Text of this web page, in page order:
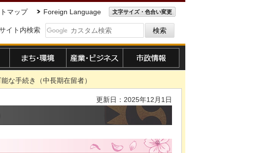
マップ Foreign Language 文字サイズ・色合い変更
イト内検索
な手続き（中長期在留者）
更新日：2025年12月1日